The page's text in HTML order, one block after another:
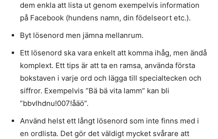
dem enkla att lista ut genom exempelvis information
på Facebook (hundens namn, din födelseort etc.).
Byt lösenord men jämna mellanrum.
Ett lösenord ska vara enkelt att komma ihåg, men ändå
komplext. Ett tips är att ta en ramsa, använda första
bokstaven i varje ord och lägga till specialtecken och
siffror. Exempelvis ”Bä bä vita lamm” kan bli
”bbvlhdnu!007!åäö”.
Använd helst ett långt lösenord som inte finns med i
en ordlista. Det gör det väldigt mycket svårare att